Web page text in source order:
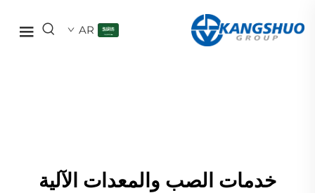
AR
خدمات الصب والمعدات الآلية